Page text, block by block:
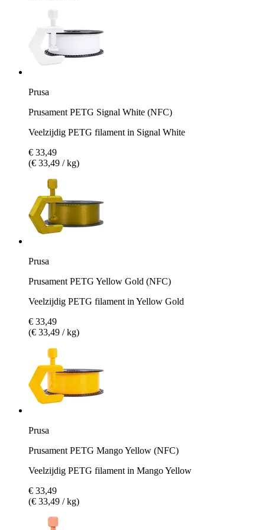
Prusa
Prusament PETG Signal White (NFC)
Veelzijdig PETG filament in Signal White
€ 33,49
(€ 33,49 / kg)
Prusa
Prusament PETG Yellow Gold (NFC)
Veelzijdig PETG filament in Yellow Gold
€ 33,49
(€ 33,49 / kg)
Prusa
Prusament PETG Mango Yellow (NFC)
Veelzijdig PETG filament in Mango Yellow
€ 33,49
(€ 33,49 / kg)